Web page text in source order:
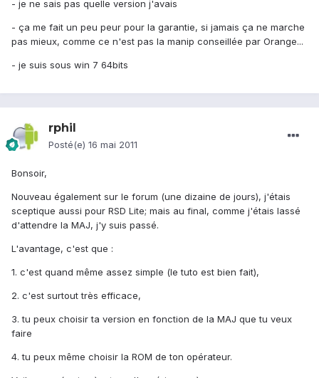
- je ne sais pas quelle version j'avais
- ça me fait un peu peur pour la garantie, si jamais ça ne marche
pas mieux, comme ce n'est pas la manip conseillée par Orange...
- je suis sous win 7 64bits
rphil
Posté(e) 16 mai 2011
Bonsoir,
Nouveau également sur le forum (une dizaine de jours), j'étais
sceptique aussi pour RSD Lite; mais au final, comme j'étais lassé
d'attendre la MAJ, j'y suis passé.
L'avantage, c'est que :
1. c'est quand même assez simple (le tuto est bien fait),
2. c'est surtout très efficace,
3. tu peux choisir ta version en fonction de la MAJ que tu veux
faire
4. tu peux même choisir la ROM de ton opérateur.